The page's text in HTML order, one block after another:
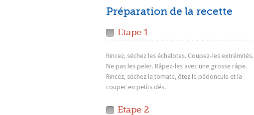
Préparation de la recette
Etape 1
Rincez, séchez les échalotes. Coupez-les extrémités.
Ne pas les peler. Râpez-les avec une grosse râpe.
Rincez, séchez la tomate, ôtez le pédoncule et la
couper en petits dés.
Etape 2